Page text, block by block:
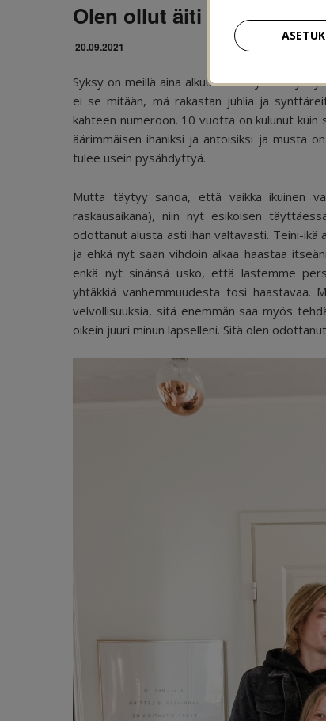
Olen ollut äiti jo 10 vuotta
20.09.2021
Syksy on meillä aina alkuun tätä
ei se mitään, mä rakastan juhlia ja
kahteen numeroon. 10 vuotta on kulunut
äärimmäisen ihaniksi ja antoisiksi ja musta
tulee usein pysähdyttyä.
Mutta täytyy sanoa, että vaikka ikuinen
raskausaikana), niin nyt esikoisen
odottanut alusta asti ihan valtavasti. Teini-ikä
ja ehkä nyt saan vihdoin alkaa haastaa
enkä nyt sinänsä usko, että lastemme
yhtäkkiä vanhemmuudesta tosi haastavaa.
velvollisuuksia, sitä enemmän saa myös
oikein juuri minun lapselleni. Sitä olen